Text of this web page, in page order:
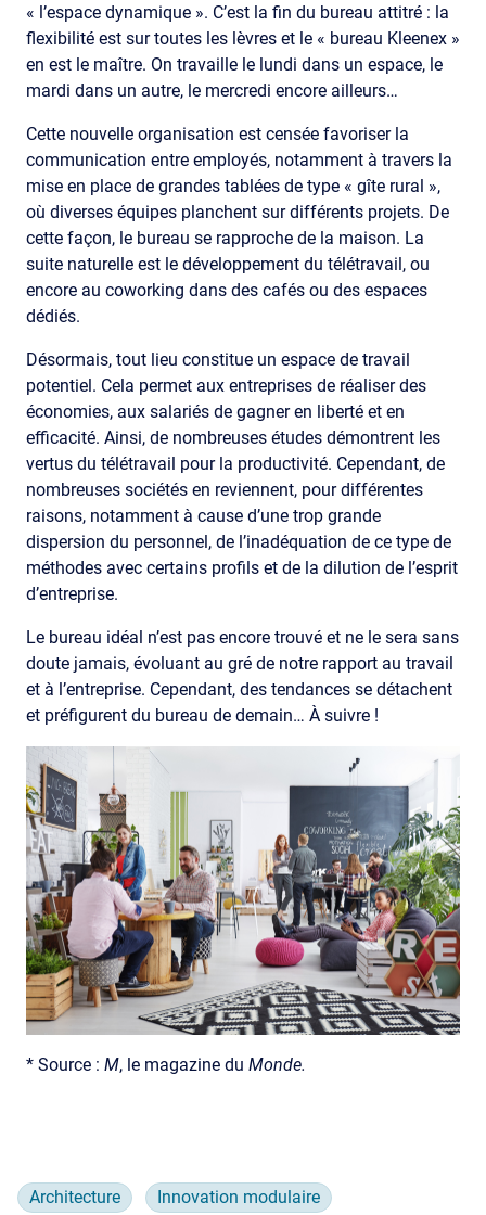
« l’espace dynamique ». C’est la fin du bureau attitré : la
flexibilité est sur toutes les lèvres et le « bureau Kleenex »
en est le maître. On travaille le lundi dans un espace, le
mardi dans un autre, le mercredi encore ailleurs…
Cette nouvelle organisation est censée favoriser la
communication entre employés, notamment à travers la
mise en place de grandes tablées de type « gîte rural »,
où diverses équipes planchent sur différents projets. De
cette façon, le bureau se rapproche de la maison. La
suite naturelle est le développement du télétravail, ou
encore au coworking dans des cafés ou des espaces
dédiés.
Désormais, tout lieu constitue un espace de travail
potentiel. Cela permet aux entreprises de réaliser des
économies, aux salariés de gagner en liberté et en
efficacité. Ainsi, de nombreuses études démontrent les
vertus du télétravail pour la productivité. Cependant, de
nombreuses sociétés en reviennent, pour différentes
raisons, notamment à cause d’une trop grande
dispersion du personnel, de l’inadéquation de ce type de
méthodes avec certains profils et de la dilution de l’esprit
d’entreprise.
Le bureau idéal n’est pas encore trouvé et ne le sera sans
doute jamais, évoluant au gré de notre rapport au travail
et à l’entreprise. Cependant, des tendances se détachent
et préfigurent du bureau de demain… À suivre !
* Source : M, le magazine du Monde.
Architecture Innovation modulaire